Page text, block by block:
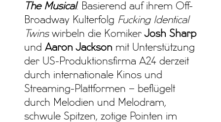
The Musical. Basierend auf ihrem Off-
Broadway Kulterfolg Fucking Identical
Twinswirbeln die KomikerJosh Sharp
und Aaron Jackson mit Unterstützung
der US-Produktionsfirma A24 derzeit
durch internationale Kinos und
Streaming-Plattformen – beflügelt
durch Melodien und Melodram,
schwule Spitzen, zotige Pointen im